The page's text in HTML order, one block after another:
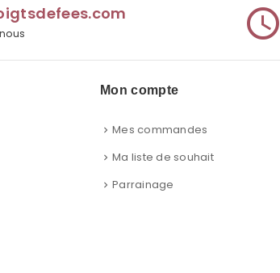
access_time
Mon compte
Mes commandes
Ma liste de souhait
Parrainage